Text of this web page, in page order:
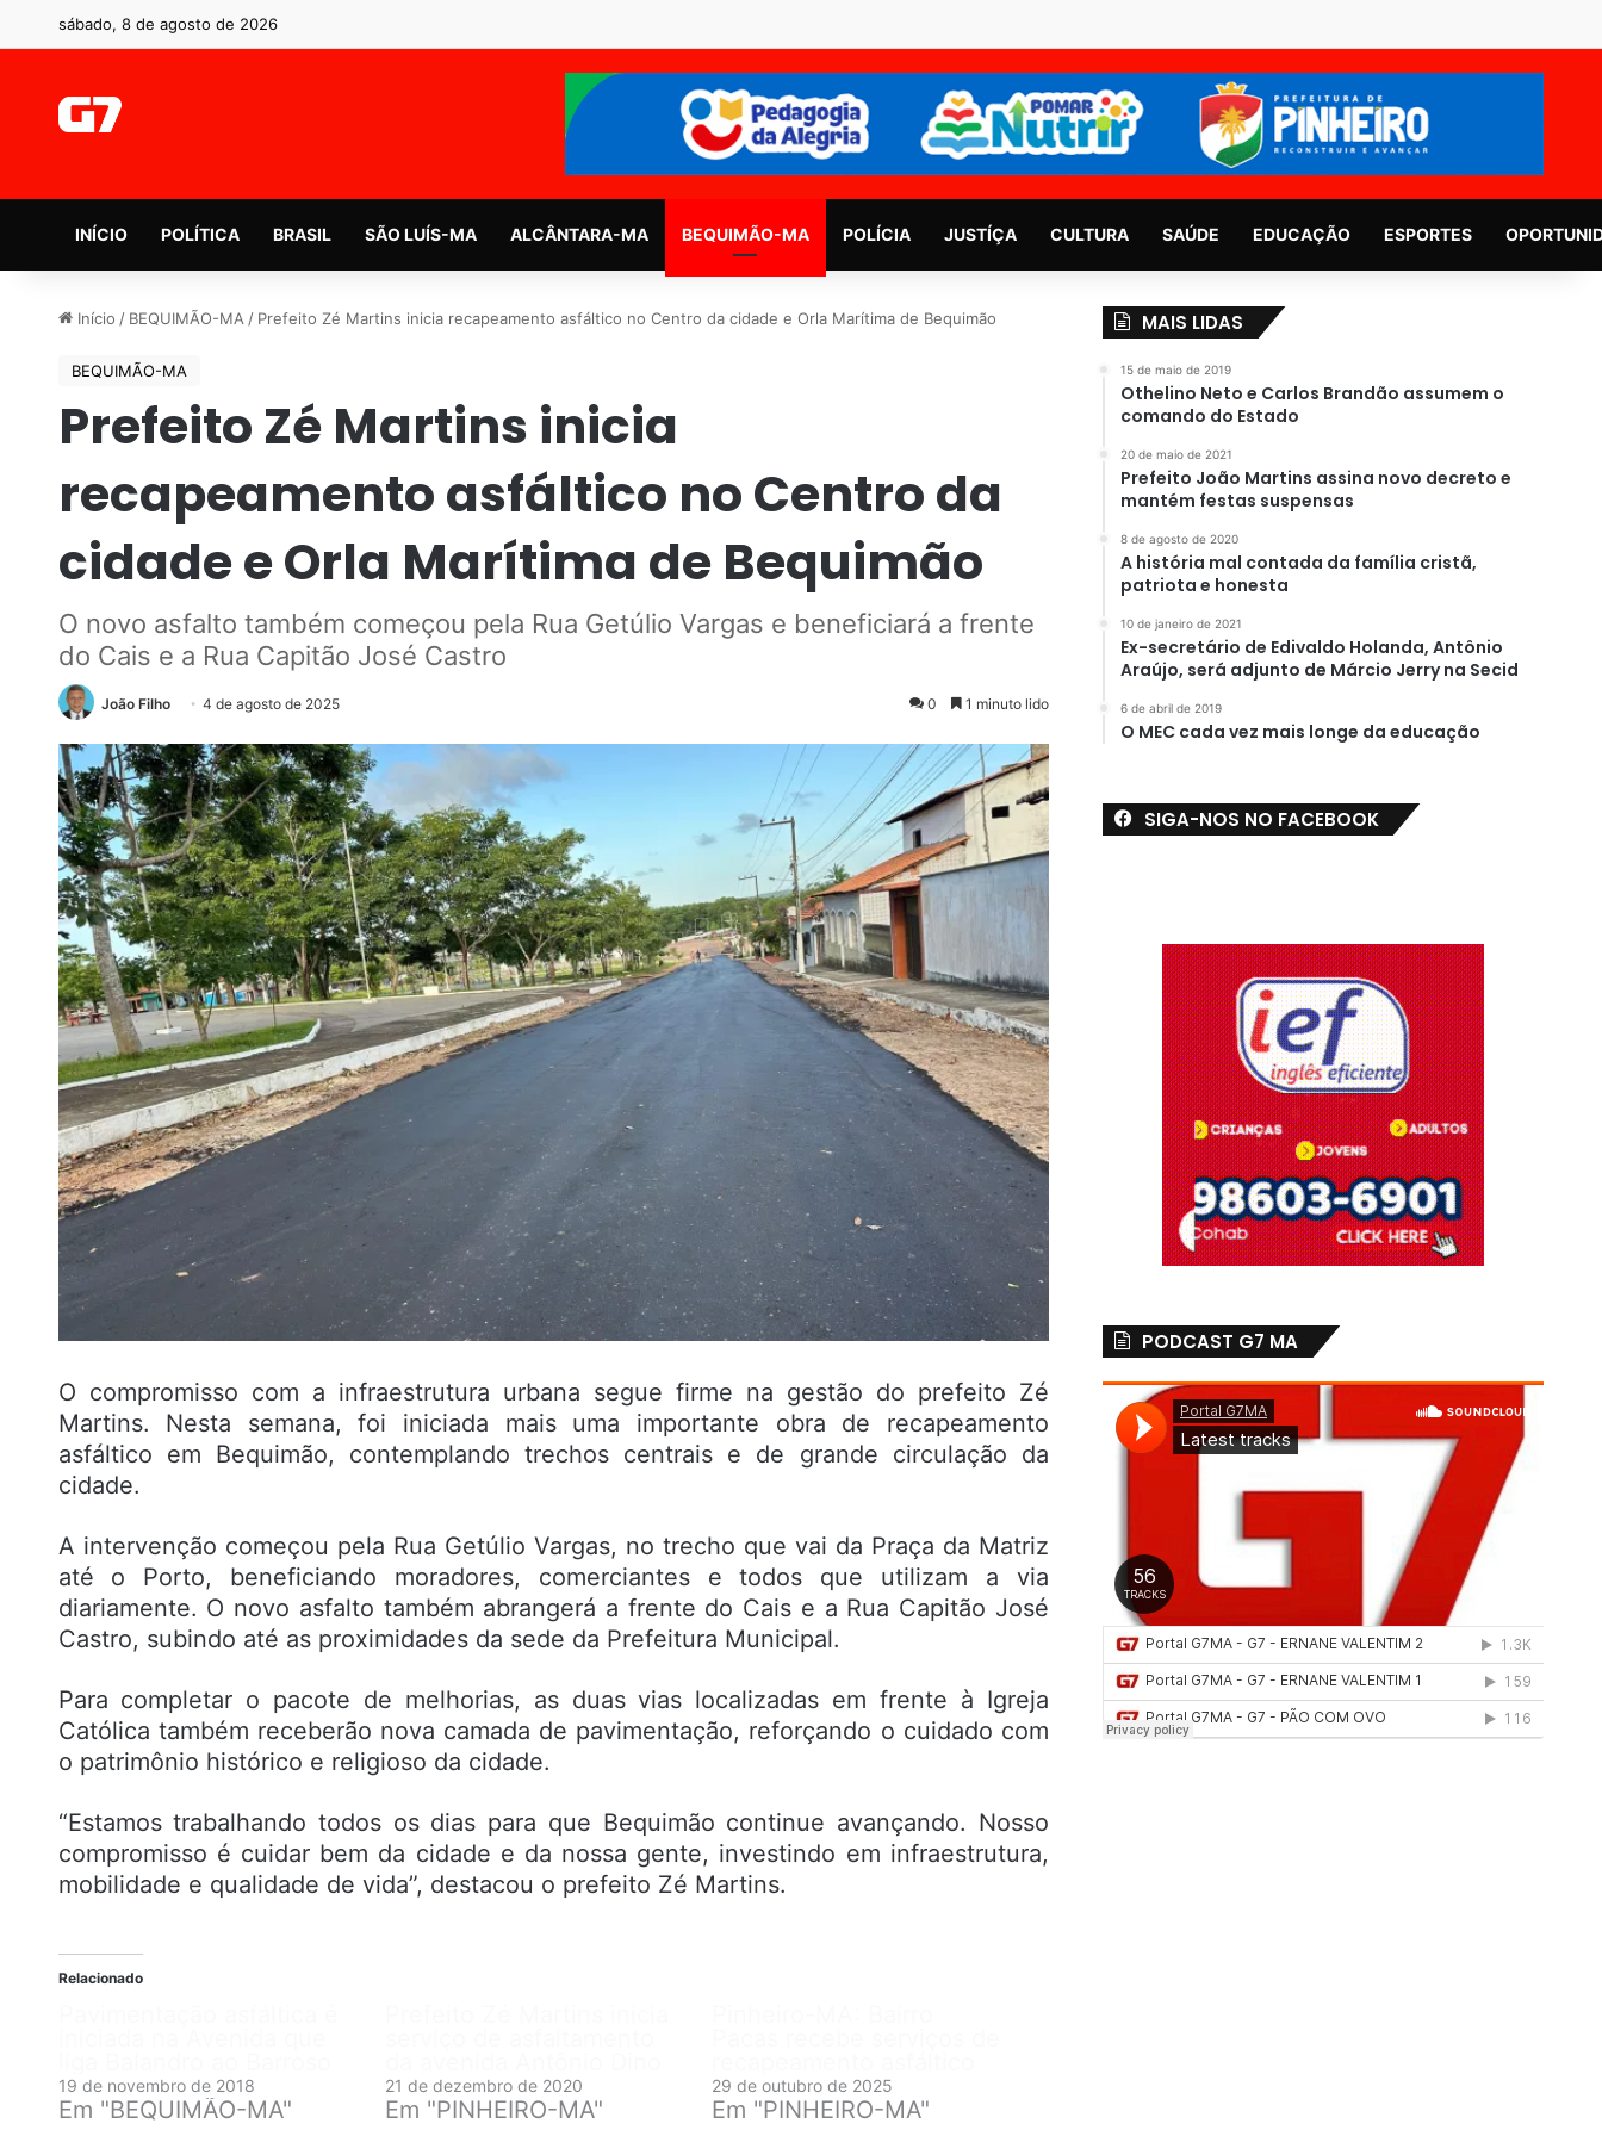
sábado, 8 de agosto de 2026
INÍCIO POLÍTICA BRASIL SÃO LUÍS-MA ALCÂNTARA-MA BEQUIMÃO-MA POLÍCIA JUSTÍÇA CULTURA SAÚDE EDUCAÇÃO ESPORTES
Início / BEQUIMÃO-MA / Prefeito Zé Martins inicia recapeamento asfáltico no Centro da cidade e Orla Marítima de Bequimão
BEQUIMÃO-MA
Prefeito Zé Martins inicia
recapeamento asfáltico no Centro da
cidade e Orla Marítima de Bequimão
O novo asfalto também começou pela Rua Getúlio Vargas e beneficiará a frente
do Cais e a Rua Capitão José Castro
João Filho 4 de agosto de 2025 0 1 minuto lido
O compromisso com a infraestrutura urbana segue firme na gestão do prefeito Zé
Martins. Nesta semana, foi iniciada mais uma importante obra de recapeamento
asfáltico em Bequimão, contemplando trechos centrais e de grande circulação da
cidade.
A intervenção começou pela Rua Getúlio Vargas, no trecho que vai da Praça da Matriz
até o Porto, beneficiando moradores, comerciantes e todos que utilizam a via
diariamente. O novo asfalto também abrangerá a frente do Cais e a Rua Capitão José
Castro, subindo até as proximidades da sede da Prefeitura Municipal.
Para completar o pacote de melhorias, as duas vias localizadas em frente à Igreja
Católica também receberão nova camada de pavimentação, reforçando o cuidado com
o patrimônio histórico e religioso da cidade.
“Estamos trabalhando todos os dias para que Bequimão continue avançando. Nosso
compromisso é cuidar bem da cidade e da nossa gente, investindo em infraestrutura,
mobilidade e qualidade de vida”, destacou o prefeito Zé Martins.
Relacionado
19 de novembro de 2018
Em "BEQUIMÃO-MA"
21 de dezembro de 2020
Em "PINHEIRO-MA"
29 de outubro de 2025
Em "PINHEIRO-MA"
MAIS LIDAS
15 de maio de 2019
Othelino Neto e Carlos Brandão assumem o
comando do Estado
20 de maio de 2021
Prefeito João Martins assina novo decreto e
mantém festas suspensas
8 de agosto de 2020
A história mal contada da família cristã,
patriota e honesta
10 de janeiro de 2021
Ex-secretário de Edivaldo Holanda, Antônio
Araújo, será adjunto de Márcio Jerry na Secid
6 de abril de 2019
O MEC cada vez mais longe da educação
SIGA-NOS NO FACEBOOK
PODCAST G7 MA